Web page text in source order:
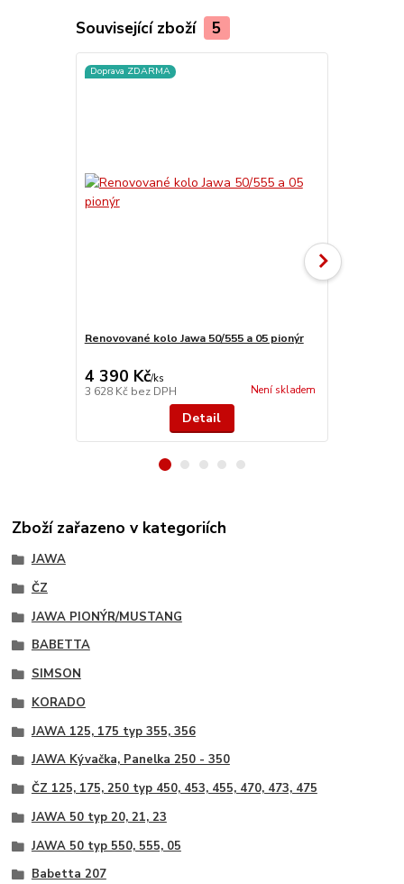
Související zboží 5
Doprava ZDARMA
Renovované kolo Jawa 50/555 a 05 pionýr
4 390 Kč/ks
3 628 Kč bez DPH Není skladem
Detail
Zboží zařazeno v kategoriích
JAWA
ČZ
JAWA PIONÝR/MUSTANG
BABETTA
SIMSON
KORADO
JAWA 125, 175 typ 355, 356
JAWA Kývačka, Panelka 250 - 350
ČZ 125, 175, 250 typ 450, 453, 455, 470, 473, 475
JAWA 50 typ 20, 21, 23
JAWA 50 typ 550, 555, 05
Babetta 207